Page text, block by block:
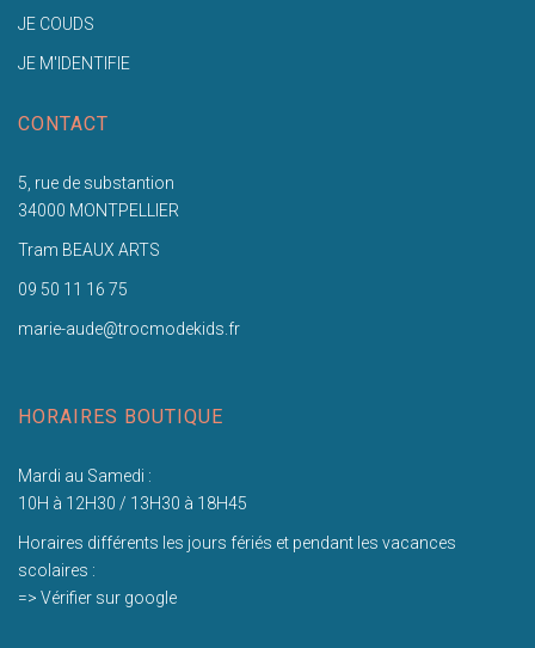
JE COUDS
JE M'IDENTIFIE
CONTACT
5, rue de substantion
34000 MONTPELLIER
Tram BEAUX ARTS
09 50 11 16 75
marie-aude@trocmodekids.fr
HORAIRES BOUTIQUE
Mardi au Samedi :
10H à 12H30 / 13H30 à 18H45
Horaires différents les jours fériés et pendant les vacances
scolaires :
=> Vérifier sur google